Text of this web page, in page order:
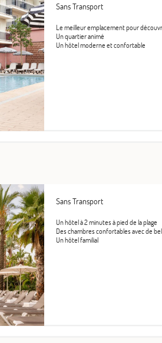
Sans Transport
Le meilleur emplacement pour
Un quartier animé
Un hôtel moderne et confortable
Sans Transport
Un hôtel à 2 minutes à pied de la plage
Des chambres confortables avec de
Un hôtel familial